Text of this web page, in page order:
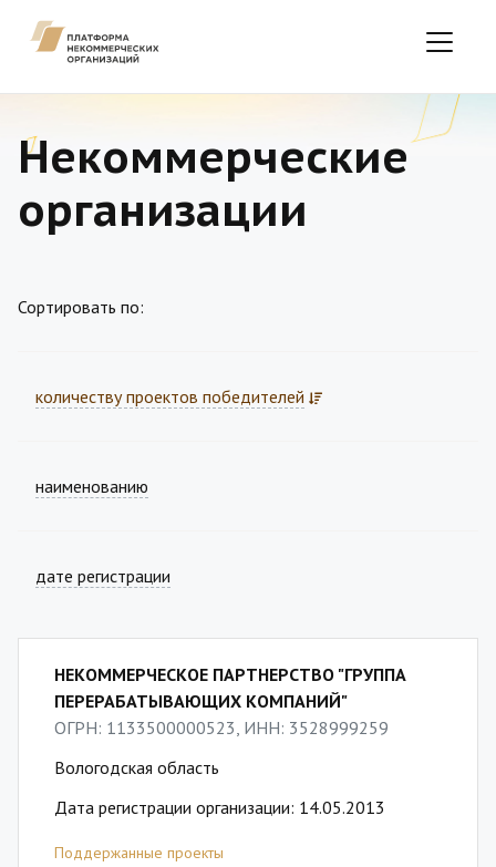
Некоммерческие
организации
Сортировать по:
количеству проектов победителей
наименованию
дате регистрации
НЕКОММЕРЧЕСКОЕ ПАРТНЕРСТВО "ГРУППА
ПЕРЕРАБАТЫВАЮЩИХ КОМПАНИЙ"
ОГРН: 1133500000523, ИНН: 3528999259
Вологодская область
Дата регистрации организации: 14.05.2013
Поддержанные проекты